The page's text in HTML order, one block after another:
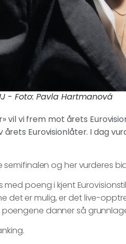
- Foto: Pavla Hartmanová
vil vi frem mot årets
Eurovisionlåter. I dag
og her vurderes
poeng i kjent Eurovisionstil
det er mulig, er det live-
danner så